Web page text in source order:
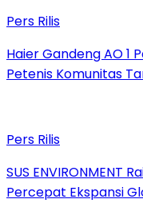
Pers Rilis
Haier Gandeng AO 1
Petenis Komunitas
Pers Rilis
SUS ENVIRONMENT
Percepat Ekspansi